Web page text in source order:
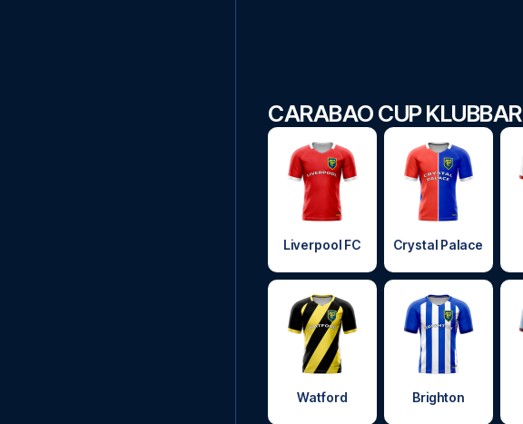
CARABAO CUP KLUBBAR
Liverpool FC Crystal Palace
Watford Brighton